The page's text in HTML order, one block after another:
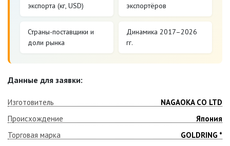
экспорта (кг, USD)
экспортёров
Страны-поставщики и
доли рынка
Динамика 2017–2026
гг.
Данные для заявки:
Изготовитель
NAGAOKA CO LTD
Происхождение
Япония
Торговая марка
GOLDRING *